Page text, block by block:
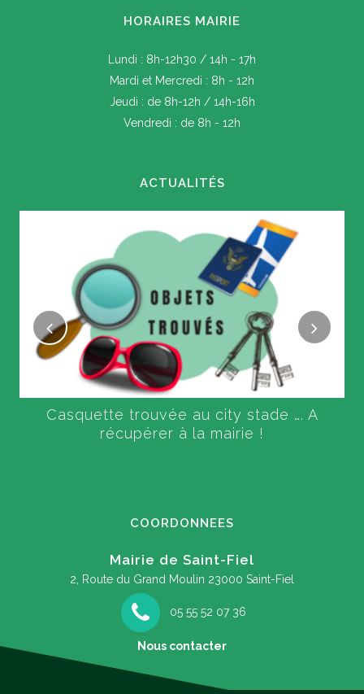
HORAIRES MAIRIE
Lundi : 8h-12h30 / 14h - 17h
Mardi et Mercredi : 8h - 12h
Jeudi : de 8h-12h / 14h-16h
Vendredi : de 8h - 12h
ACTUALITÉS
Casquette trouvée au city stade …. A
récupérer à la mairie !
COORDONNEES
Mairie de Saint-Fiel
2, Route du Grand Moulin 23000 Saint-Fiel
05 55 52 07 36
Nous contacter